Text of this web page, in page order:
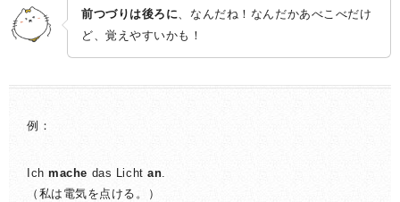
前つづりは後ろに、なんだね！なんだかあべこべだけ
ど、覚えやすいかも！
例：
Ichmache das Lichtan.
（私は電気を点ける。）